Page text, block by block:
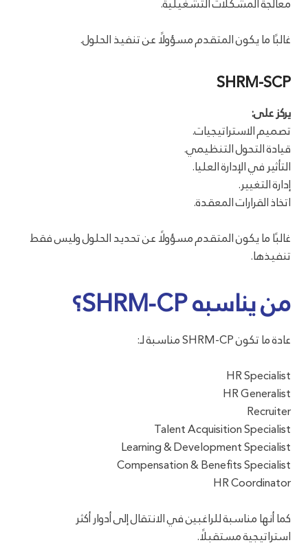
غالبًا ما يكون المتقدم مسؤولًا عن تنفيذ الحلول.
SHRM-SCP
يركز على:
تصميم الاستراتيجيات.
قيادة التحول التنظيمي.
التأثير في الإدارة العليا.
إدارة التغيير.
اتخاذ القرارات المعقدة.
غالبًا ما يكون المتقدم مسؤولًا عن تحديد الحلول وليس فقط
تنفيذها.
من يناسبه SHRM-CP؟
عادة ما تكون SHRM-CP مناسبة لـ:
HR Specialist
HR Generalist
Recruiter
Talent Acquisition Specialist
Learning & Development Specialist
Compensation & Benefits Specialist
HR Coordinator
كما أنها مناسبة للراغبين في الانتقال إلى أدوار أكثر
استراتيجية مستقبلًا.